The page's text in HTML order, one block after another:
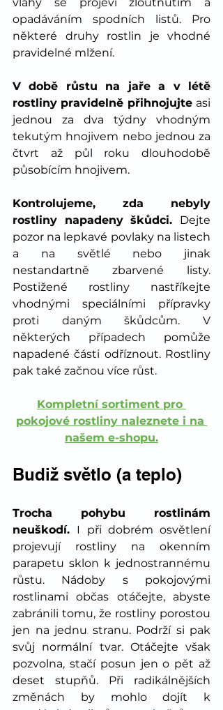
vláhy se projeví žloutnutím a
opadává­ním spodních listů. Pro
některé druhy rostlin je vhodné
pravidelné mlžení.
V době růstu na jaře a v létě
rostliny pravidelně přihnojujte asi
jednou za dva týdny vhodným
tekutým hnojivem nebo jednou za
čtvrt až půl roku dlouhodobě
působícím hnojivem.
Kontrolujeme, zda nebyly
rostliny napadeny škůdci. Dejte
pozor na lepkavé povlaky na listech
a na světlé nebo jinak
nestandartně zbarvené listy.
Postižené rostliny nastříkejte
vhodnými speciálními přípravky
proti daným škůdcům. V
některých případech pomůže
napadené části odříznout. Rostliny
pak také začnou více růst.
Kompletní sortiment pro
pokojové rostliny naleznete i na
našem e-shopu.
Budiž světlo (a teplo)
Trocha pohybu rostlinám
neuškodí. I při dobrém osvětlení
projevují rostliny na okenním
parapetu sklon k jednostrannému
růstu. Nádoby s pokojovými
rostlinami občas otáčejte, abyste
zabránili tomu, že rostliny porostou
jen na jednu stranu. Podrží si pak
svůj normální tvar. Otáčejte však
pozvolna, stačí posun jen o pět až
deset stupňů. Při radikálnějších
změnách by mohlo dojít k